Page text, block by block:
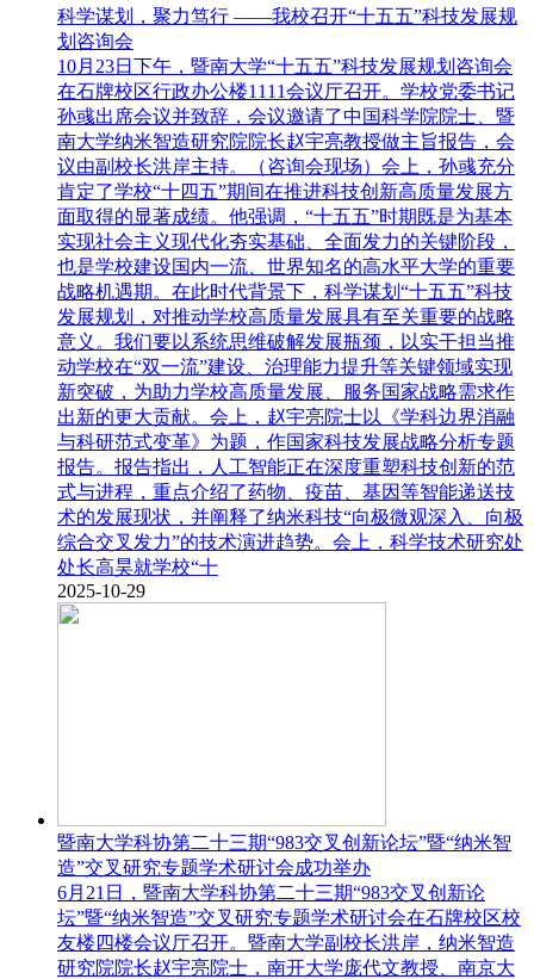
科学谋划，聚力笃行 ——我校召开“十五五”科技发展规
划咨询会
10月23日下午，暨南大学“十五五”科技发展规划咨询会
在石牌校区行政办公楼1111会议厅召开。学校党委书记
孙彧出席会议并致辞，会议邀请了中国科学院院士、暨
南大学纳米智造研究院院长赵宇亮教授做主旨报告，会
议由副校长洪岸主持。（咨询会现场）会上，孙彧充分
肯定了学校“十四五”期间在推进科技创新高质量发展方
面取得的显著成绩。他强调，“十五五”时期既是为基本
实现社会主义现代化夯实基础、全面发力的关键阶段，
也是学校建设国内一流、世界知名的高水平大学的重要
战略机遇期。在此时代背景下，科学谋划“十五五”科技
发展规划，对推动学校高质量发展具有至关重要的战略
意义。我们要以系统思维破解发展瓶颈，以实干担当推
动学校在“双一流”建设、治理能力提升等关键领域实现
新突破，为助力学校高质量发展、服务国家战略需求作
出新的更大贡献。会上，赵宇亮院士以《学科边界消融
与科研范式变革》为题，作国家科技发展战略分析专题
报告。报告指出，人工智能正在深度重塑科技创新的范
式与进程，重点介绍了药物、疫苗、基因等智能递送技
术的发展现状，并阐释了纳米科技“向极微观深入、向极
综合交叉发力”的技术演进趋势。会上，科学技术研究处
处长高昊就学校“十
2025-10-29
暨南大学科协第二十三期“983交叉创新论坛”暨“纳米智
造”交叉研究专题学术研讨会成功举办
6月21日，暨南大学科协第二十三期“983交叉创新论
坛”暨“纳米智造”交叉研究专题学术研讨会在石牌校区校
友楼四楼会议厅召开。暨南大学副校长洪岸，纳米智造
研究院院长赵宇亮院士，南开大学庞代文教授、南京大